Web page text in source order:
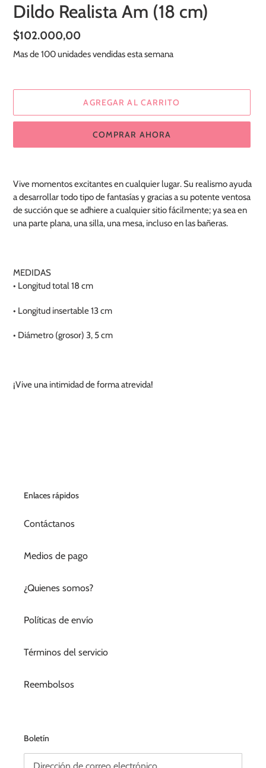
Dildo Realista Am (18 cm)
Precio
habitual
$102.000,00
Mas de 100 unidades vendidas esta semana
AGREGAR AL CARRITO
COMPRAR AHORA
el
producto
carrito
Vive momentos excitantes en cualquier lugar. Su realismo ayuda
a desarrollar todo tipo de fantasías y gracias a su potente ventosa
de succión que se adhiere a cualquier sitio fácilmente; ya sea en
una parte plana, una silla, una mesa, incluso en las bañeras.
MEDIDAS
• Longitud total 18 cm
• Longitud insertable 13 cm
• Diámetro (grosor) 3, 5 cm
¡Vive una intimidad de forma atrevida!
Enlaces rápidos
Contáctanos
Medios de pago
¿Quienes somos?
Políticas de envío
Términos del servicio
Reembolsos
Boletín